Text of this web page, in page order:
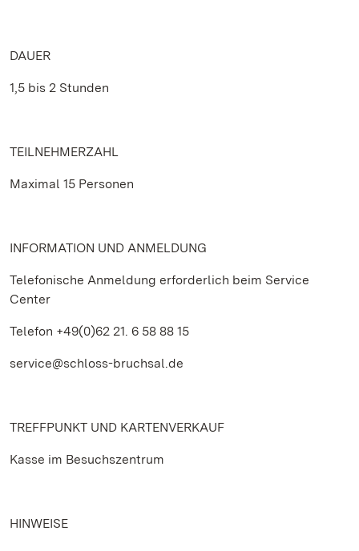
DAUER
1,5 bis 2 Stunden
TEILNEHMERZAHL
Maximal 15 Personen
INFORMATION UND ANMELDUNG
Telefonische Anmeldung erforderlich beim Service
Center
Telefon +49(0)62 21. 6 58 88 15
service@schloss-bruchsal.de
TREFFPUNKT UND KARTENVERKAUF
Kasse im Besuchszentrum
HINWEISE